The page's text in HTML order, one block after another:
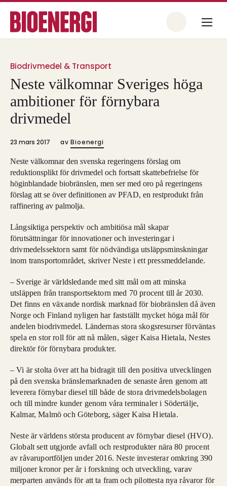
Biodrivmedel & Transport
Neste välkomnar Sveriges höga
ambitioner för förnybara
drivmedel
23 mars 2017 av Bioenergi
Neste välkomnar den svenska regeringens förslag om
reduktionsplikt för drivmedel och fortsatt skattebefrielse för
höginblandade biobränslen, men ser med oro på regeringens
förslag att se över definitionen av PFAD, en restprodukt från
raffinering av palmolja.
Långsiktiga perspektiv och ambitiösa mål skapar
förutsättningar för innovationer och investeringar i
drivmedelssektorn samt för nödvändiga utsläppsminskningar
inom transportområdet, skriver Neste i ett pressmeddelande.
– Sverige är världsledande med sitt mål om att minska
utsläppen från transportsektorn med 70 procent till år 2030.
Det finns en växande nordisk marknad för biobränslen då även
Norge och Finland nyligen har fastställt mycket höga mål för
andelen biodrivmedel. Ländernas stora skogsresurser förväntas
spela en stor roll för att nå målen, säger Kaisa Hietala, Nestes
direktör för förnybara produkter.
– Vi är stolta över att ha bidragit till den positiva utvecklingen
på den svenska bränslemarknaden de senaste åren genom att
leverera förnybar diesel till både de stora drivmedelsbolagen
och till mindre kunder genom våra terminaler i Södertälje,
Kalmar, Malmö och Göteborg, säger Kaisa Hietala.
Neste är världens största producent av förnybar diesel (HVO).
Globalt sett utgjorde avfall och restprodukter nära 80 procent
av råvaruportföljen under 2016. Neste investerar omkring 390
miljoner kronor per år i forskning och utveckling, varav
merparten används för att ta fram och pilottesta nya råvaror för